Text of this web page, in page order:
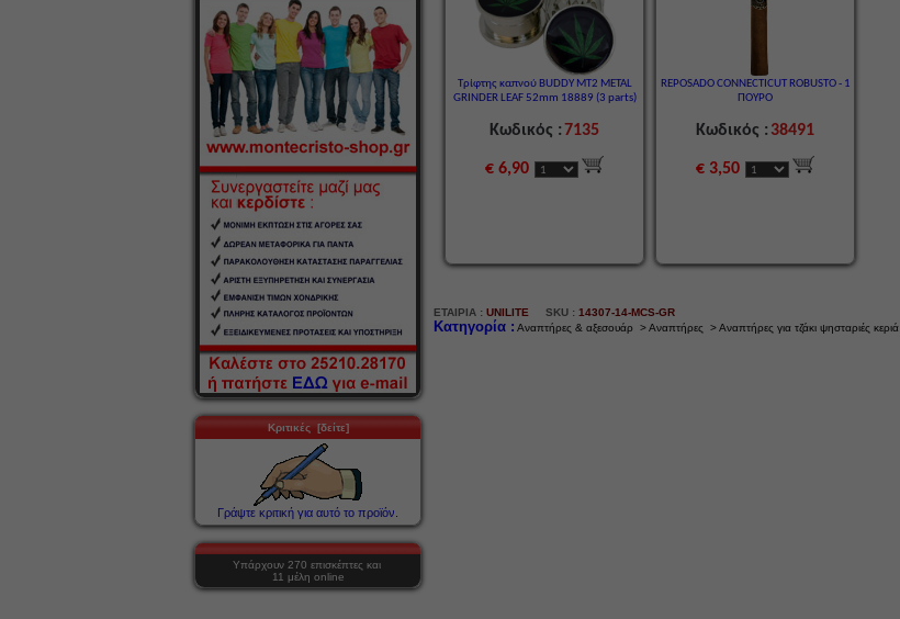
Κριτικές [δείτε]
Γράψτε κριτική για αυτό το προϊόν.
Υπάρχουν 270 επισκέπτες και
11 μέλη online
Τρίφτης καπνού BUDDY MT2 METAL
GRINDER LEAF 52mm 18889 (3 parts)
Κωδικός : 7135
€ 6,90
REPOSADO CONNECTICUT ROBUSTO - 1
ΠΟΥΡΟ
Κωδικός : 38491
€ 3,50
ΕΤΑΙΡΙΑ : UNILITE SKU : 14307-14-MCS-GR
Κατηγορία : Αναπτήρες & αξεσουάρ > Αναπτήρες > Αναπτήρες για τζάκι ψησταριές κεριά